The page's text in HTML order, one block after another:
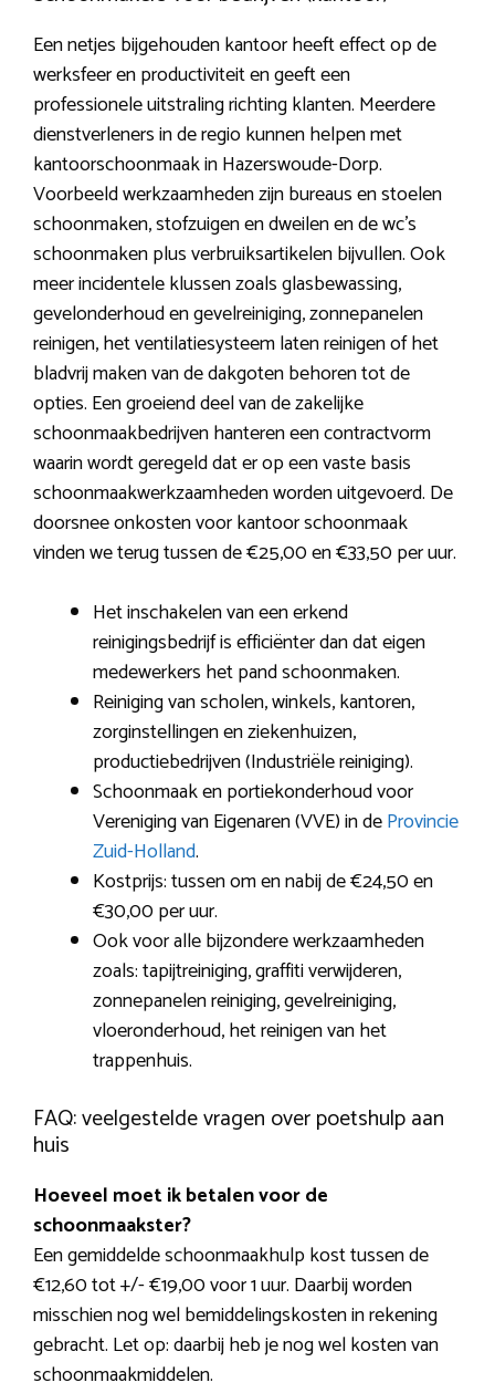
Een netjes bijgehouden kantoor heeft effect op de
werksfeer en productiviteit en geeft een
professionele uitstraling richting klanten. Meerdere
dienstverleners in de regio kunnen helpen met
kantoorschoonmaak in Hazerswoude-Dorp.
Voorbeeld werkzaamheden zijn bureaus en stoelen
schoonmaken, stofzuigen en dweilen en de wc’s
schoonmaken plus verbruiksartikelen bijvullen. Ook
meer incidentele klussen zoals glasbewassing,
gevelonderhoud en gevelreiniging, zonnepanelen
reinigen, het ventilatiesysteem laten reinigen of het
bladvrij maken van de dakgoten behoren tot de
opties. Een groeiend deel van de zakelijke
schoonmaakbedrijven hanteren een contractvorm
waarin wordt geregeld dat er op een vaste basis
schoonmaakwerkzaamheden worden uitgevoerd. De
doorsnee onkosten voor kantoor schoonmaak
vinden we terug tussen de €25,00 en €33,50 per uur.
Het inschakelen van een erkend
reinigingsbedrijf is efficiënter dan dat eigen
medewerkers het pand schoonmaken.
Reiniging van scholen, winkels, kantoren,
zorginstellingen en ziekenhuizen,
productiebedrijven (Industriële reiniging).
Schoonmaak en portiekonderhoud voor
Vereniging van Eigenaren (VVE) in deProvincie
Zuid-Holland.
Kostprijs: tussen om en nabij de €24,50 en
€30,00 per uur.
Ook voor alle bijzondere werkzaamheden
zoals: tapijtreiniging, graffiti verwijderen,
zonnepanelen reiniging, gevelreiniging,
vloeronderhoud, het reinigen van het
trappenhuis.
FAQ: veelgestelde vragen over poetshulp aan
huis
Hoeveel moet ik betalen voor de
schoonmaakster?
Een gemiddelde schoonmaakhulp kost tussen de
€12,60 tot +/- €19,00 voor 1 uur. Daarbij worden
misschien nog wel bemiddelingskosten in rekening
gebracht. Let op: daarbij heb je nog wel kosten van
schoonmaakmiddelen.